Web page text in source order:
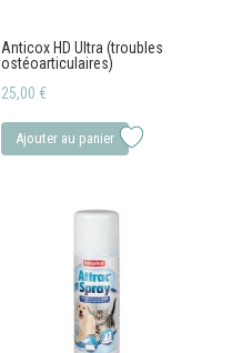
Anticox HD Ultra (troubles
ostéoarticulaires)
25,00 €
Ajouter au panier